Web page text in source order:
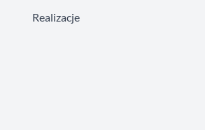
Realizacje